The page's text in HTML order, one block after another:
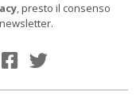
, presto il consenso